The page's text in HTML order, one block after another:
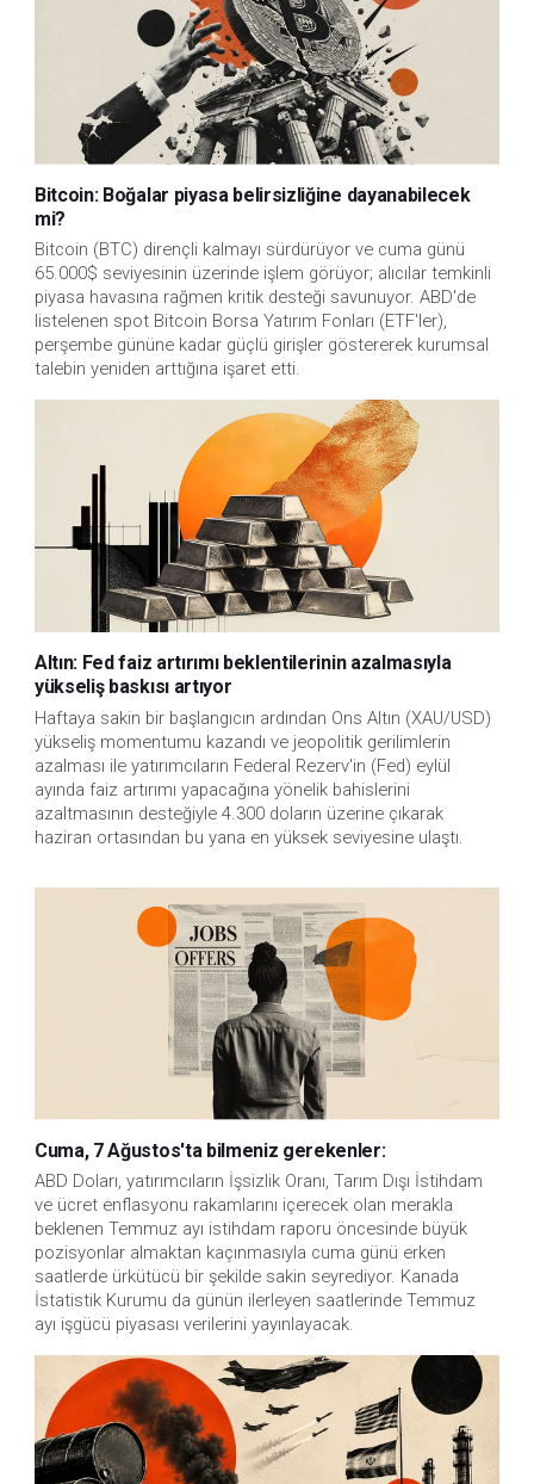
Bitcoin: Boğalar piyasa belirsizliğine dayanabilecek
mi?
Bitcoin (BTC) dirençli kalmayı sürdürüyor ve cuma günü
65.000$ seviyesinin üzerinde işlem görüyor; alıcılar temkinli
piyasa havasına rağmen kritik desteği savunuyor. ABD'de
listelenen spot Bitcoin Borsa Yatırım Fonları (ETF'ler),
perşembe gününe kadar güçlü girişler göstererek kurumsal
talebin yeniden arttığına işaret etti.
Altın: Fed faiz artırımı beklentilerinin azalmasıyla
yükseliş baskısı artıyor
Haftaya sakin bir başlangıcın ardından Ons Altın (XAU/USD)
yükseliş momentumu kazandı ve jeopolitik gerilimlerin
azalması ile yatırımcıların Federal Rezerv'in (Fed) eylül
ayında faiz artırımı yapacağına yönelik bahislerini
azaltmasının desteğiyle 4.300 doların üzerine çıkarak
haziran ortasından bu yana en yüksek seviyesine ulaştı.
Cuma, 7 Ağustos'ta bilmeniz gerekenler:
ABD Doları, yatırımcıların İşsizlik Oranı, Tarım Dışı İstihdam
ve ücret enflasyonu rakamlarını içerecek olan merakla
beklenen Temmuz ayı istihdam raporu öncesinde büyük
pozisyonlar almaktan kaçınmasıyla cuma günü erken
saatlerde ürkütücü bir şekilde sakin seyrediyor. Kanada
İstatistik Kurumu da günün ilerleyen saatlerinde Temmuz
ayı işgücü piyasası verilerini yayınlayacak.